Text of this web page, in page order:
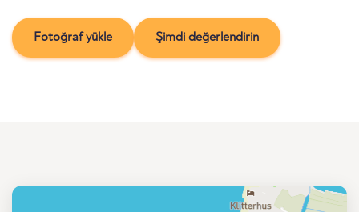
Fotoğraf yükle Şimdi değerlendirin